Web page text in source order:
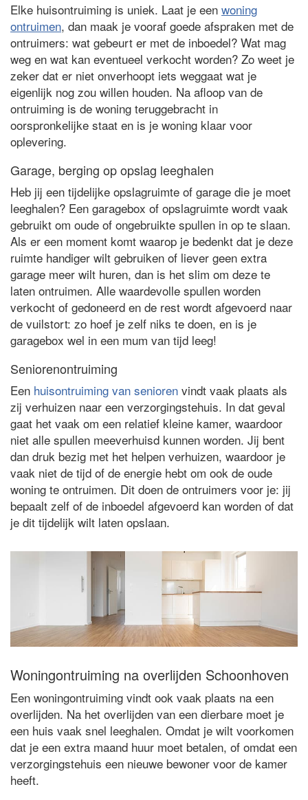
Elke huisontruiming is uniek. Laat je een woning
ontruimen, dan maak je vooraf goede afspraken met de
ontruimers: wat gebeurt er met de inboedel? Wat mag
weg en wat kan eventueel verkocht worden? Zo weet je
zeker dat er niet onverhoopt iets weggaat wat je
eigenlijk nog zou willen houden. Na afloop van de
ontruiming is de woning teruggebracht in
oorspronkelijke staat en is je woning klaar voor
oplevering.
Garage, berging op opslag leeghalen
Heb jij een tijdelijke opslagruimte of garage die je moet
leeghalen? Een garagebox of opslagruimte wordt vaak
gebruikt om oude of ongebruikte spullen in op te slaan.
Als er een moment komt waarop je bedenkt dat je deze
ruimte handiger wilt gebruiken of liever geen extra
garage meer wilt huren, dan is het slim om deze te
laten ontruimen. Alle waardevolle spullen worden
verkocht of gedoneerd en de rest wordt afgevoerd naar
de vuilstort: zo hoef je zelf niks te doen, en is je
garagebox wel in een mum van tijd leeg!
Seniorenontruiming
Een huisontruiming van senioren vindt vaak plaats als
zij verhuizen naar een verzorgingstehuis. In dat geval
gaat het vaak om een relatief kleine kamer, waardoor
niet alle spullen meeverhuisd kunnen worden. Jij bent
dan druk bezig met het helpen verhuizen, waardoor je
vaak niet de tijd of de energie hebt om ook de oude
woning te ontruimen. Dit doen de ontruimers voor je: jij
bepaalt zelf of de inboedel afgevoerd kan worden of dat
je dit tijdelijk wilt laten opslaan.
Woningontruiming na overlijden Schoonhoven
Een woningontruiming vindt ook vaak plaats na een
overlijden. Na het overlijden van een dierbare moet je
een huis vaak snel leeghalen. Omdat je wilt voorkomen
dat je een extra maand huur moet betalen, of omdat een
verzorgingstehuis een nieuwe bewoner voor de kamer
heeft.